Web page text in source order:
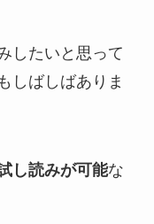
したいと思って
しばしばありま
し読みが可能な